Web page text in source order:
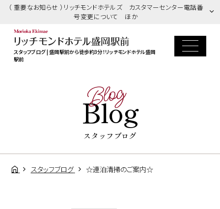
（ 重要なお知らせ ）リッチモンドホテルズ カスタマーセンター電話番
号変更について ほか
スタッフブログ | 盛岡駅前から徒歩約3分！リッチモンドホテル盛岡
駅前
Blog
Blog
スタッフブログ
スタッフブログ ☆連泊清掃のご案内☆